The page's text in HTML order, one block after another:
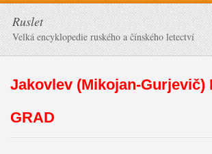
Ruslet
Velká encyklopedie ruského a čínského letectví
Jakovlev (Mikojan-Gurjevič)
GRAD